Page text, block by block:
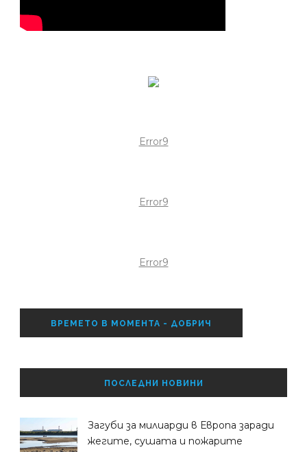
Error9
Error9
Error9
ВРЕМЕТО В МОМЕНТА - ДОБРИЧ
ПОСЛЕДНИ НОВИНИ
Загуби за милиарди в Европа заради
жегите, сушата и пожарите